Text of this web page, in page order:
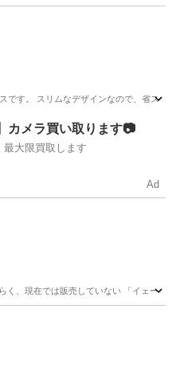
です。 スリムなデザインなので、省ス
カメラ買い取ります📷
大限買取します
Ad
く、現在では販売していない 「イェー